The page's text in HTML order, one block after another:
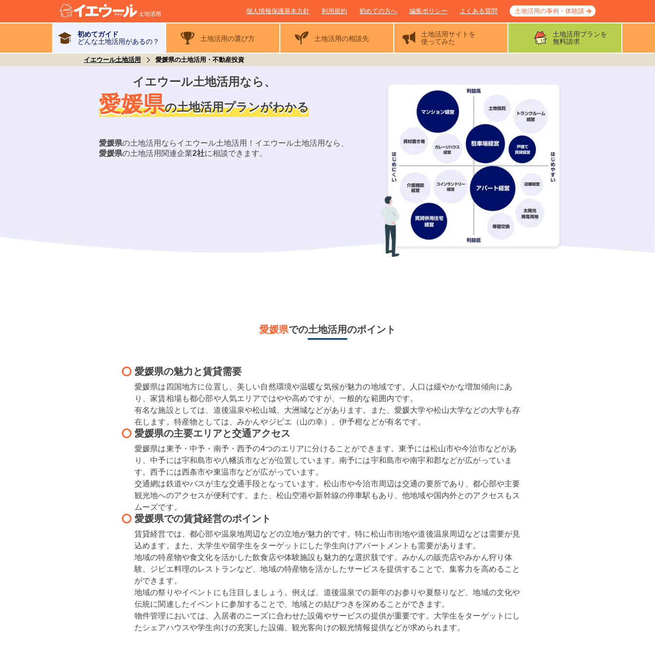
個人情報保護基本方針 利用規約 初めての方へ 編集ポリシー よくある質問 土地活用の事例・体験談
初めてガイド
どんな土地活用があるの？
土地活用の選び方 土地活用の相談先
土地活用サイトを
使ってみた
土地活用プランを
無料請求
イエウール土地活用 愛媛県の土地活用・不動産投資
イエウール土地活用なら、
愛媛県の土地活用プランがわかる
愛媛県の土地活用ならイエウール土地活用！イエウール土地活用なら、
愛媛県の土地活用関連企業2社に相談できます。
愛媛県での土地活用のポイント
愛媛県の魅力と賃貸需要
愛媛県は四国地方に位置し、美しい自然環境や温暖な気候が魅力の地域です。人口は緩やかな増加傾向にあ
り、家賃相場も都心部や人気エリアではやや高めですが、一般的な範囲内です。
有名な施設としては、道後温泉や松山城、大洲城などがあります。また、愛媛大学や松山大学などの大学も存
在します。特産物としては、みかんやジビエ（山の幸）、伊予柑などが有名です。
愛媛県の主要エリアと交通アクセス
愛媛県は東予・中予・南予・西予の4つのエリアに分けることができます。東予には松山市や今治市などがあ
り、中予には宇和島市や八幡浜市などが位置しています。南予には宇和島市や南宇和郡などが広がっていま
す。西予には西条市や東温市などが広がっています。
交通網は鉄道やバスが主な交通手段となっています。松山市や今治市周辺は交通の要所であり、都心部や主要
観光地へのアクセスが便利です。また、松山空港や新幹線の停車駅もあり、他地域や国内外とのアクセスもス
ムーズです。
愛媛県での賃貸経営のポイント
賃貸経営では、都心部や温泉地周辺などの立地が魅力的です。特に松山市街地や道後温泉周辺などは需要が見
込めます。また、大学生や留学生をターゲットにした学生向けアパートメントも需要があります。
地域の特産物や食文化を活かした飲食店や体験施設も魅力的な選択肢です。みかんの販売店やみかん狩り体
験、ジビエ料理のレストランなど、地域の特産物を活かしたサービスを提供することで、集客力を高めること
ができます。
地域の祭りやイベントにも注目しましょう。例えば、道後温泉での新年のお参りや夏祭りなど、地域の文化や
伝統に関連したイベントに参加することで、地域との結びつきを深めることができます。
物件管理においては、入居者のニーズに合わせた設備やサービスの提供が重要です。大学生をターゲットにし
たシェアハウスや学生向けの充実した設備、観光客向けの観光情報提供などが求められます。